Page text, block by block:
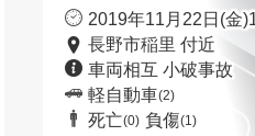
2019年11月22日(金
長野市稲里 付近
車両相互 小破事故
軽自動車(2)
死亡(0) 負傷(1)